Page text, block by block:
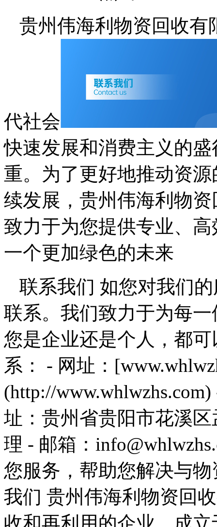
贵州伟海利物资回收
代社会
快速发展和消费主义的
重。为了更好地推动资
续发展，贵州伟海利物
致力于为您提供专业、
一个更加绿色的未来
联系我们 如您对我们
联系。我们致力于为每
您是企业还是个人，都
系： - 网址：
(http://
址：贵州省贵阳市花溪
理 - 邮箱：
您服务，帮助您解决与
我们 贵州伟海利物资回